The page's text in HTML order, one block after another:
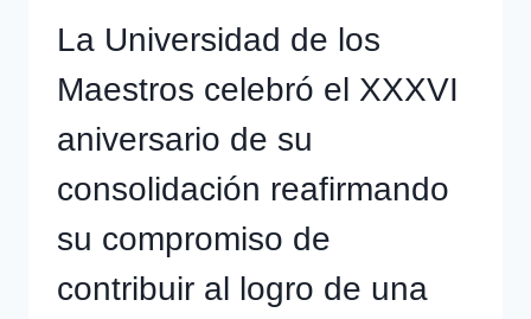
La Universidad de los
Maestros celebró el XXXVI
aniversario de su
consolidación reafirmando
su compromiso de
contribuir al logro de una